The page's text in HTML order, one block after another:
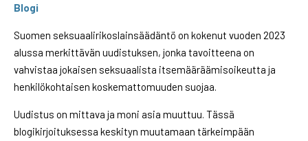
Blogi
Suomen seksuaalirikoslainsäädäntö on kokenut vuoden 2023
alussa merkittävän uudistuksen, jonka tavoitteena on
vahvistaa jokaisen seksuaalista itsemääräämisoikeutta ja
henkilökohtaisen koskemattomuuden suojaa.
Uudistus on mittava ja moni asia muuttuu. Tässä
blogikirjoituksessa keskityn muutamaan tärkeimpään